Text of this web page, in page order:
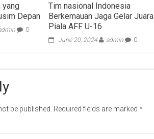
yang
Depan
0
Tim nasional Indonesia
Berkemauan Jaga Gelar Juara
Piala AFF U-16
June 20, 2024 admin 0
be published. Required fields are marked *